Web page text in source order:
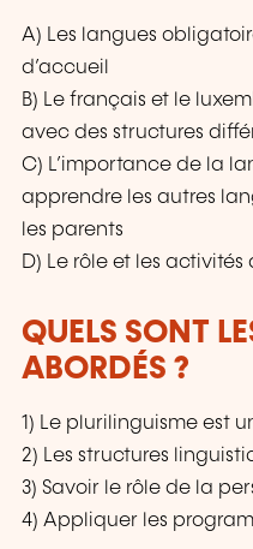
A) Les langues
d’accueil
B) Le français et le
avec des structures
C) L’importance de la
apprendre les autres
les parents
D) Le rôle et les
QUELS SONT
ABORDÉS ?
1) Le plurilinguisme est
2) Les structures
3) Savoir le rôle de la
4) Appliquer les